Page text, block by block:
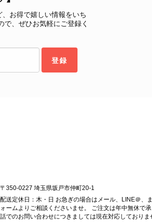
ンテージならではの魅力をお気に召していただけ
に入りの一点との出会いがございましたら嬉しく
いいたします。 VintageShop solo
を購入させていただき、ありがとうございました
お得で嬉しい情報をいち
、ぜひお気軽にご登録く
登録
〒350-0227 埼玉県坂戸市仲町20-1
配送定休日：木・日 お急ぎの場合はメール、LINE＠、
ォームよりご相談くださいませ。 ご注文は年中無休で
話でのお問い合わせにつきましては現在対応しておりま